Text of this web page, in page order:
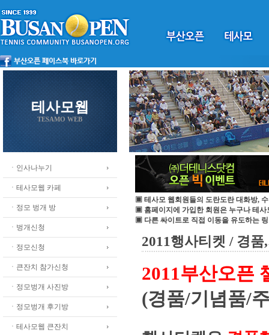
테사모웹
TESAMO WEB
ㆍ인사나누기
ㆍ테사모웹 카페
ㆍ정모 벙개 방
ㆍ벙개신청
ㆍ정모신청
ㆍ큰잔치 참가신청
ㆍ정모벙개 사진방
ㆍ정모벙개 후기방
ㆍ테사모웹 큰잔치
▣ 테사모 웹회원들의 도란도란 대화방,
▣ 홈페이지에 가입한 회원은 누구나 테사
▣ 다른 싸이트로 직접 이동을 유도하는
2011행사티켓 / 경
2011부산오픈
(경품/기념품/